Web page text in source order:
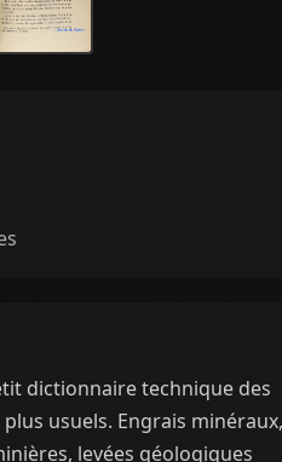
dictionnaire technique des
usuels. Engrais minéraux,
levées géologiques